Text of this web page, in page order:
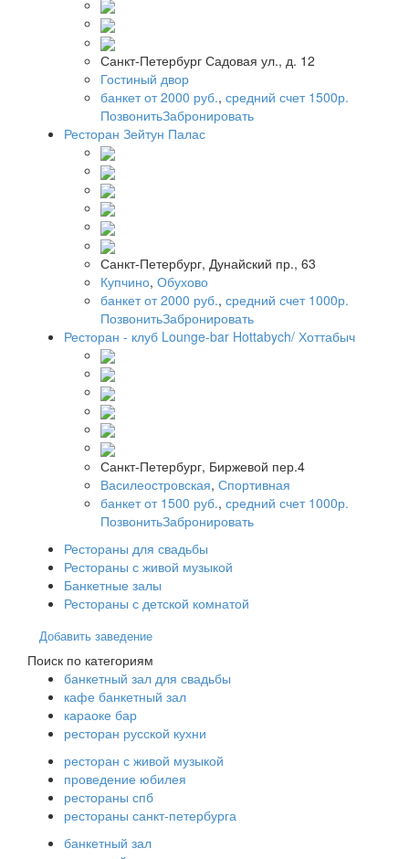
Санкт-Петербург Садовая ул., д. 12
Гостиный двор
банкет от 2000 руб., средний счет 1500р.
ПозвонитьЗабронировать
Ресторан Зейтун Палас
Санкт-Петербург, Дунайский пр., 63
Купчино, Обухово
банкет от 2000 руб., средний счет 1000р.
ПозвонитьЗабронировать
Ресторан - клуб Lounge-bar Hottabych/ Хоттабыч
Санкт-Петербург, Биржевой пер.4
Василеостровская, Спортивная
банкет от 1500 руб., средний счет 1000р.
ПозвонитьЗабронировать
Рестораны для свадьбы
Рестораны с живой музыкой
Банкетные залы
Рестораны с детской комнатой
Добавить заведение
Поиск по категориям
банкетный зал для свадьбы
кафе банкетный зал
караоке бар
ресторан русской кухни
ресторан с живой музыкой
проведение юбилея
рестораны спб
рестораны санкт-петербурга
банкетный зал